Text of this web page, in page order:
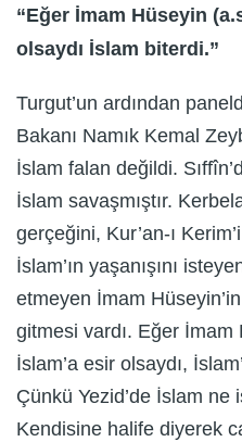
“Eğer İmam Hüseyin
olsaydı İslam biterdi.”
Turgut’un ardından
Bakanı Namık Kemal
İslam falan değildi.
İslam savaşmıştır.
gerçeğini, Kur’an-ı
İslam’ın yaşanışını
etmeyen İmam
gitmesi vardı. Eğer
İslam’a esir olsaydı,
Çünkü Yezid’de İslam ne
Kendisine halife diyerek